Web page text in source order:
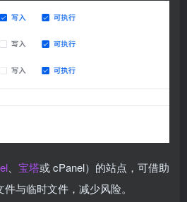
宝塔或 cPanel）的站点，可借助
与临时文件，减少风险。